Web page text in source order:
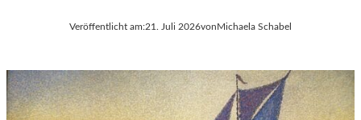
Veröffentlicht am:21. Juli 2026vonMichaela Schabel